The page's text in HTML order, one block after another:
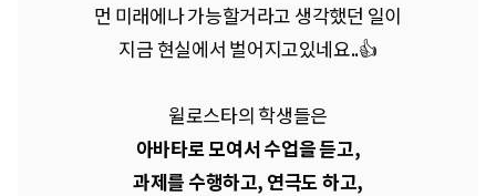
먼 미래에나 가능할거라고 생각했던 일이
지금 현실에서 벌어지고있네요..👍
윌로스타의 학생들은
아바타로 모여서 수업을 듣고,
과제를 수행하고, 연극도 하고,